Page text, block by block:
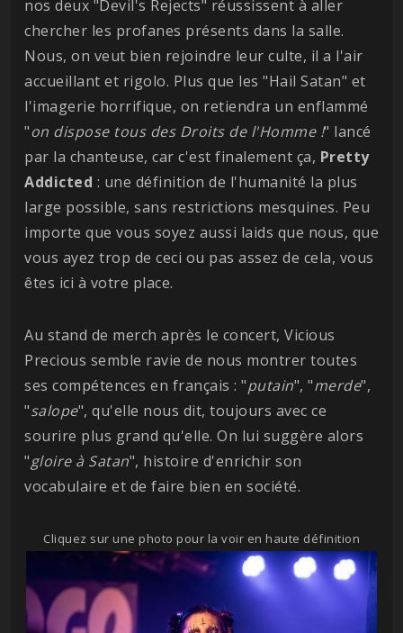
nos deux "Devil's Rejects" réussissent à aller
chercher les profanes présents dans la salle.
Nous, on veut bien rejoindre leur culte, il a l'air
accueillant et rigolo. Plus que les "Hail Satan" et
l'imagerie horrifique, on retiendra un enflammé
"on dispose tous des Droits de l'Homme !" lancé
par la chanteuse, car c'est finalement ça, Pretty
Addicted : une définition de l'humanité la plus
large possible, sans restrictions mesquines. Peu
importe que vous soyez aussi laids que nous, que
vous ayez trop de ceci ou pas assez de cela, vous
êtes ici à votre place.
Au stand de merch après le concert, Vicious
Precious semble ravie de nous montrer toutes
ses compétences en français : "putain", "merde",
"salope", qu'elle nous dit, toujours avec ce
sourire plus grand qu'elle. On lui suggère alors
"gloire à Satan", histoire d'enrichir son
vocabulaire et de faire bien en société.
Cliquez sur une photo pour la voir en haute définition